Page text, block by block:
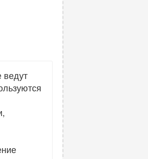
ведут